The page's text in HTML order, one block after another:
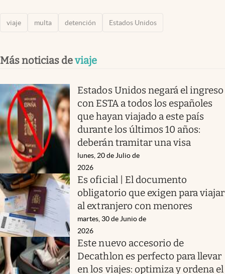
viaje multa detención Estados Unidos
Más noticias deviaje
Estados Unidos negará el ingreso
con ESTA a todos los españoles
que hayan viajado a este país
durante los últimos 10 años:
deberán tramitar una visa
lunes, 20 de Julio de
2026
Es oficial | El documento
obligatorio que exigen para viajar
al extranjero con menores
martes, 30 de Junio de
2026
Este nuevo accesorio de
Decathlon es perfecto para llevar
en los viajes: optimiza y ordena el